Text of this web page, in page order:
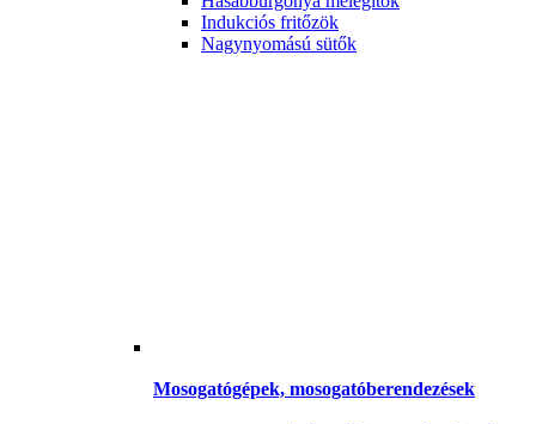
Indukciós fritőzök
Nagynyomású sütők
Mosogatógépek, mosogatóberendezések